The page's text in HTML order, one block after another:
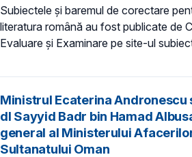
Subiectele și baremul de corectare
literatura română au fost publicate de
Evaluare și Examinare pe site-ul
Ministrul Ecaterina Andronescu
dl Sayyid Badr bin Hamad
general al Ministerului
Sultanatului Oman